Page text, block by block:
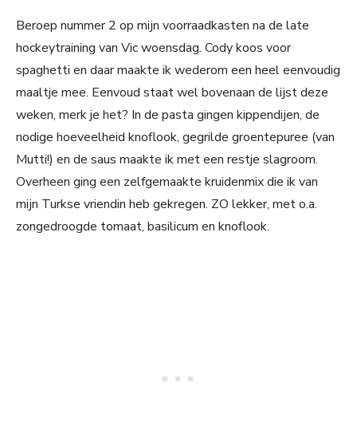
Beroep nummer 2 op mijn voorraadkasten na de late
hockeytraining van Vic woensdag. Cody koos voor
spaghetti en daar maakte ik wederom een heel eenvoudig
maaltje mee. Eenvoud staat wel bovenaan de lijst deze
weken, merk je het? In de pasta gingen kippendijen, de
nodige hoeveelheid knoflook, gegrilde groentepuree (van
Mutti!) en de saus maakte ik met een restje slagroom.
Overheen ging een zelfgemaakte kruidenmix die ik van
mijn Turkse vriendin heb gekregen. ZO lekker, met o.a.
zongedroogde tomaat, basilicum en knoflook.